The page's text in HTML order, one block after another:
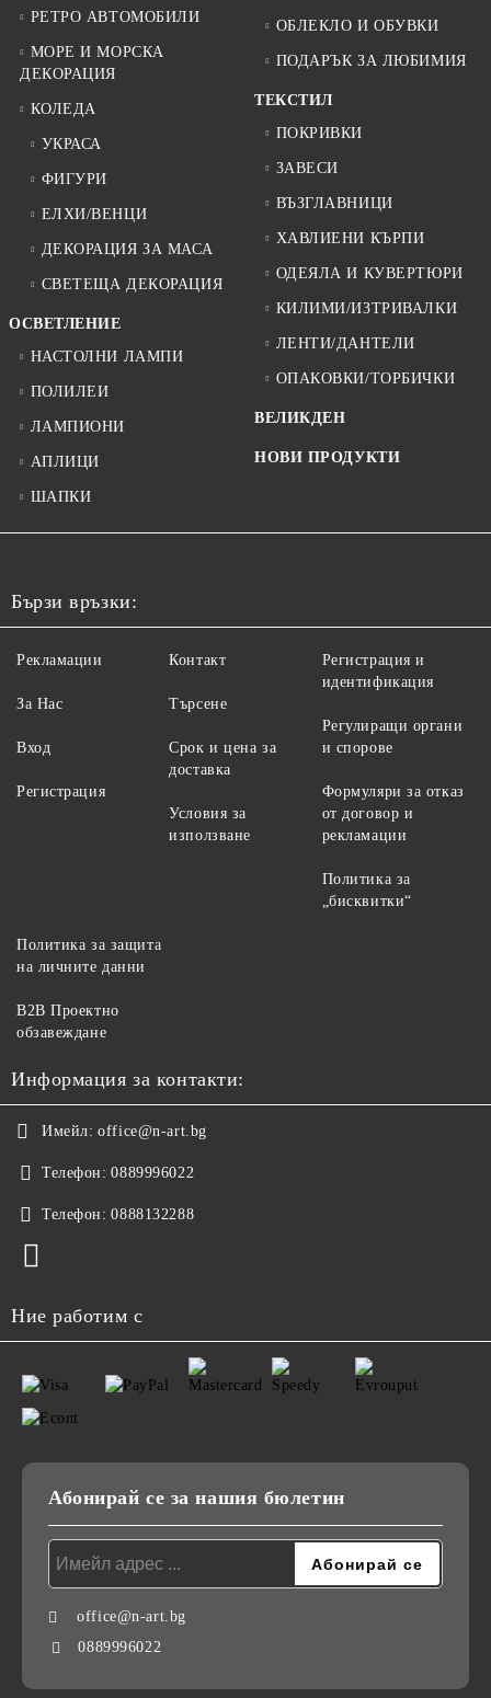
РЕТРО АВТОМОБИЛИ
МОРЕ И МОРСКА
ДЕКОРАЦИЯ
КОЛЕДА
УКРАСА
ФИГУРИ
ЕЛХИ/ВЕНЦИ
ДЕКОРАЦИЯ ЗА МАСА
СВЕТЕЩА ДЕКОРАЦИЯ
ОСВЕТЛЕНИЕ
НАСТОЛНИ ЛАМПИ
ПОЛИЛЕИ
ЛАМПИОНИ
АПЛИЦИ
ШАПКИ
ОБЛЕКЛО И ОБУВКИ
ПОДАРЪК ЗА ЛЮБИМИЯ
ТЕКСТИЛ
ПОКРИВКИ
ЗАВЕСИ
ВЪЗГЛАВНИЦИ
ХАВЛИЕНИ КЪРПИ
ОДЕЯЛА И КУВЕРТЮРИ
КИЛИМИ/ИЗТРИВАЛКИ
ЛЕНТИ/ДАНТЕЛИ
ОПАКОВКИ/ТОРБИЧКИ
ВЕЛИКДЕН
НОВИ ПРОДУКТИ
Бързи връзки:
Рекламации
За Нас
Вход
Регистрация
Контакт
Търсене
Срок и цена за
доставка
Условия за
използване
Регистрация и
идентификация
Регулиращи органи
и спорове
Формуляри за отказ
от договор и
рекламации
Политика за
„бисквитки“
Политика за защита
на личните данни
B2B Проектно
обзавеждане
Информация за контакти:
Имейл: office@n-art.bg
Телефон: 0889996022
Телефон: 0888132288
Ние работим с
Абонирай се за нашия бюлетин
office@n-art.bg
0889996022